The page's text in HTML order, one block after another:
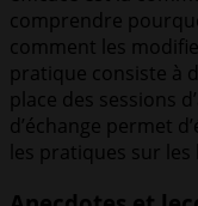
comprendre
comment les
pratique consiste à
place des sessions
d’échange permet
les pratiques sur